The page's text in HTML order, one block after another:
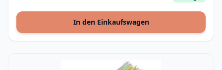
In den Einkaufswagen